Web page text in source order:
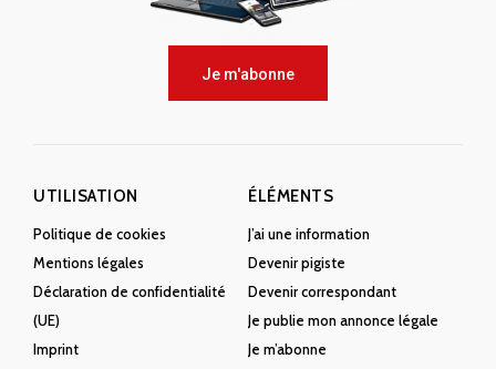
Je m'abonne
UTILISATION
Politique de cookies
Mentions légales
Déclaration de confidentialité
(UE)
Imprint
ÉLÉMENTS
J’ai une information
Devenir pigiste
Devenir correspondant
Je publie mon annonce légale
Je m’abonne